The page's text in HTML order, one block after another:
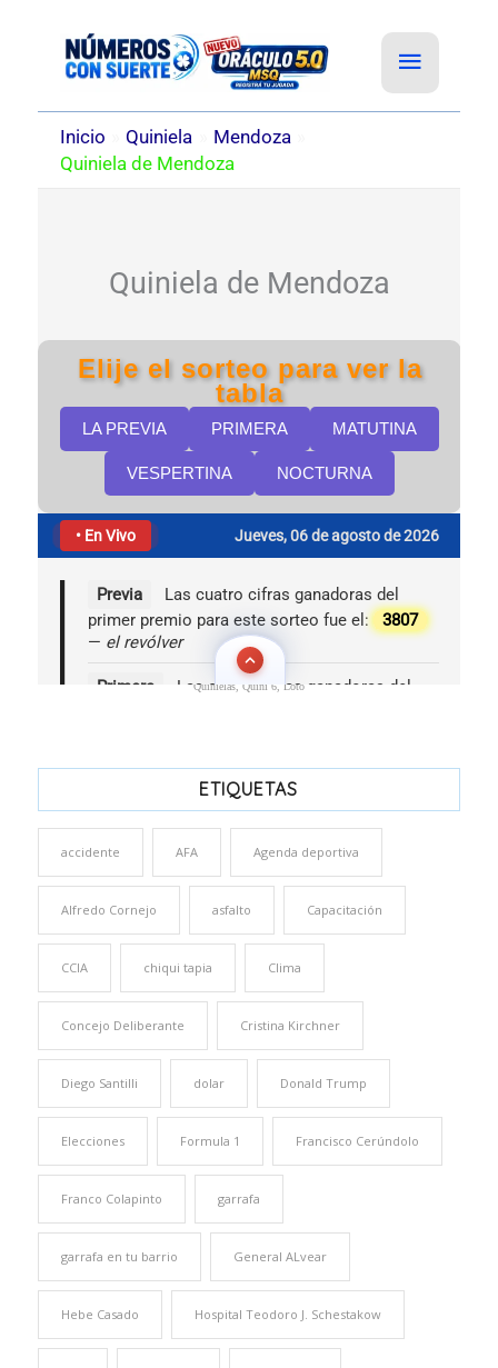
Quinielas, Quini 6, Loto
ETIQUETAS
accidente AFA Agenda deportiva
Alfredo Cornejo asfalto Capacitación
CCIA chiqui tapia Clima
Concejo Deliberante Cristina Kirchner
Diego Santilli dolar Donald Trump
Elecciones Formula 1 Francisco Cerúndolo
Franco Colapinto garrafa
garrafa en tu barrio General ALvear
Hebe Casado Hospital Teodoro J. Schestakow